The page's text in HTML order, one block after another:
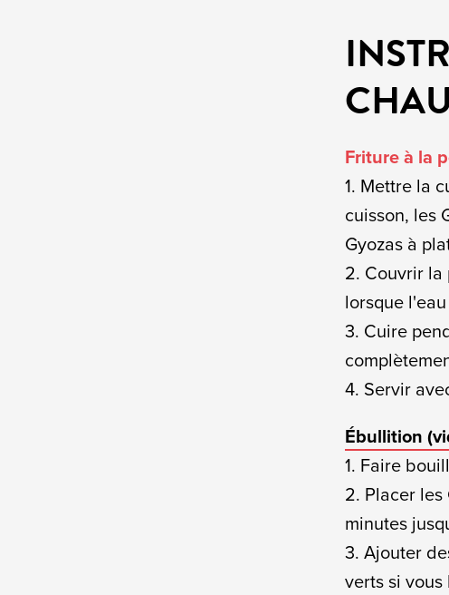
Friture à la
1. Mettre la
cuisson, les
Gyozas à
2. Couvrir la
lorsque
3. Cuire
4. Servir
Ébullition (
1. Faire
2. Placer
minutes
3. Ajouter
verts si